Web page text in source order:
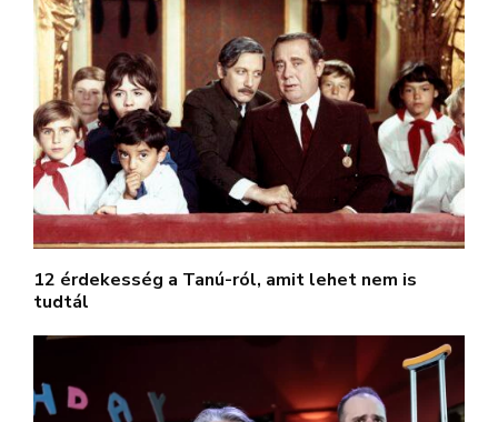
12 érdekesség a Tanú-ról, amit lehet nem is
tudtál